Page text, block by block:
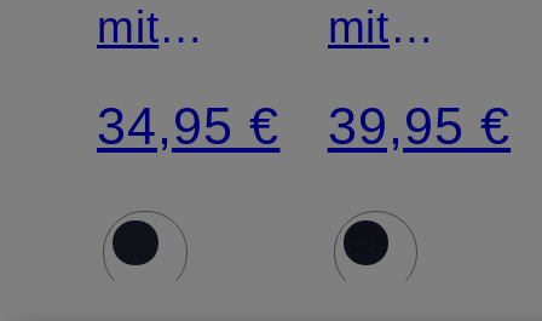
mit
Schmucksteinen
34,95 €
mit
39,95 €